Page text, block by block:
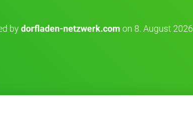
bydorfladen-netzwerk.com on 8. August 2026